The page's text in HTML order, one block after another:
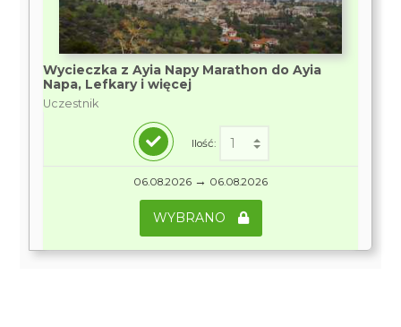
Wycieczka z Ayia Napy Marathon do Ayia
Napa, Lefkary i więcej
Uczestnik
Ilość:
06.08.2026 → 06.08.2026
WYBRANO